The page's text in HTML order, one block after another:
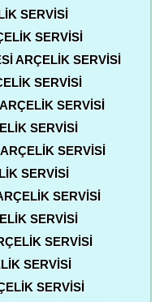
SERVISI
SERVISI
ARÇELIK SERVISI
SERVISI
SERVISI
SERVISI
SERVISI
SERVISI
SERVISI
SERVISI
SERVISI
SERVISI
SERVISI